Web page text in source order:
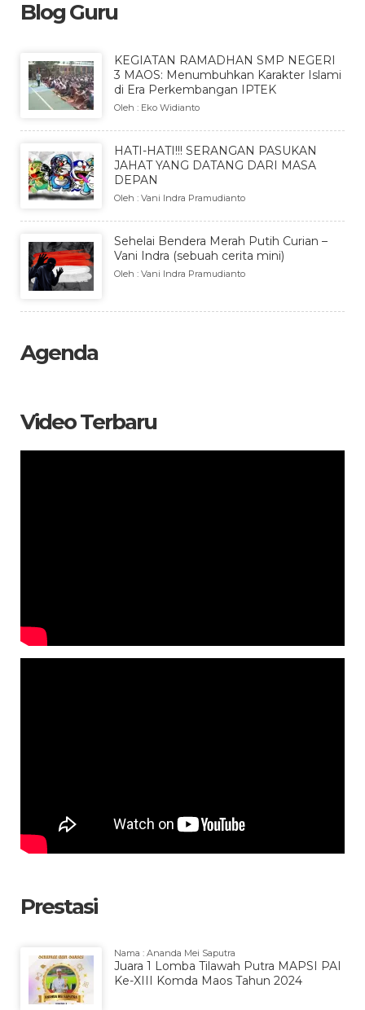
Blog Guru
KEGIATAN RAMADHAN SMP NEGERI
3 MAOS: Menumbuhkan Karakter Islami
di Era Perkembangan IPTEK
Oleh : Eko Widianto
HATI-HATI!!! SERANGAN PASUKAN
JAHAT YANG DATANG DARI MASA
DEPAN
Oleh : Vani Indra Pramudianto
Sehelai Bendera Merah Putih Curian –
Vani Indra (sebuah cerita mini)
Oleh : Vani Indra Pramudianto
Agenda
Video Terbaru
Prestasi
Nama : Ananda Mei Saputra
Juara 1 Lomba Tilawah Putra MAPSI PAI
Ke-XIII Komda Maos Tahun 2024